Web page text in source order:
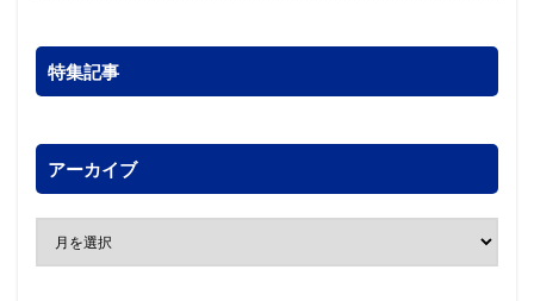
特集記事
アーカイブ